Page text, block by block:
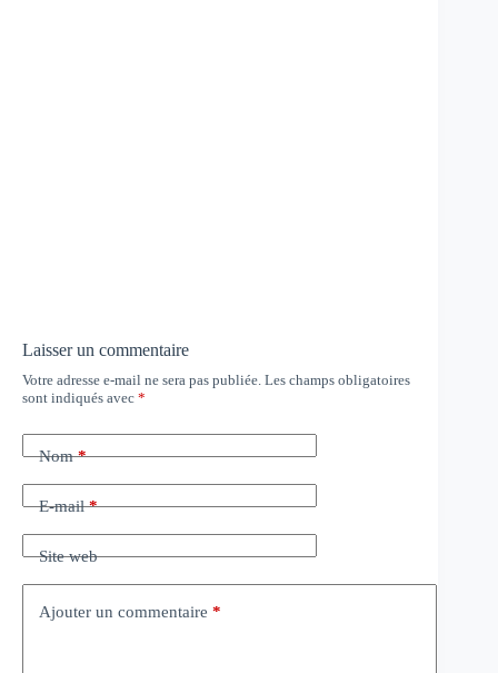
Laisser un commentaire
Votre adresse e-mail ne sera pas publiée. Les champs obligatoires
sont indiqués avec *
Nom*
E-mail*
Site web
Ajouter un commentaire *